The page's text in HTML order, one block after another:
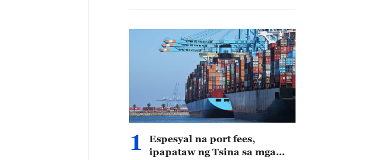
1
Espesyal na port fees,
ipapataw ng Tsina sa mga